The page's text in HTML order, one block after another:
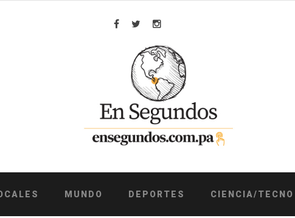
Facebook
TwitterInstagram
MUNDO DEPORTES CIENCIA/TECNO